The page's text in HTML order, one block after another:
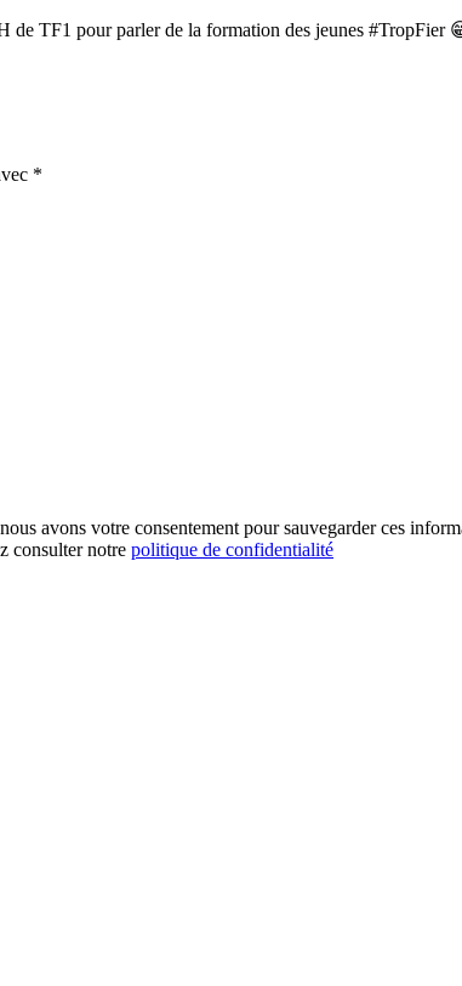
de TF1 pour parler de la formation des jeunes #TropFier
*
avons votre consentement pour sauvegarder ces
consulter notre politique de confidentialité